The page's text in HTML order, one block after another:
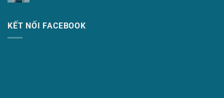
KẾT NỐI FACEBOOK